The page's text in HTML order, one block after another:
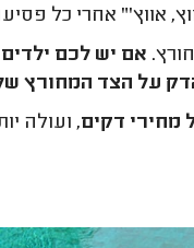
אווץ'" אחרי כל
אם יש לכם
על הצד המחורץ
מחירי דקים, ועולה